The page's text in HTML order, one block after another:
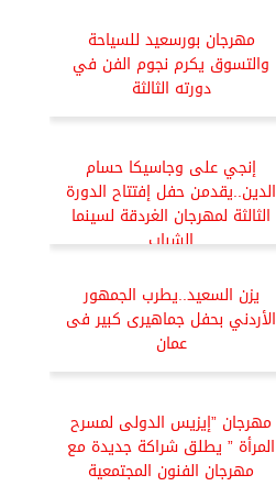
مهرجان بورسعيد للسياحة
والتسوق يكرم نجوم الفن في
دورته الثالثة
إنجي على وجاسيكا حسام
الدين..يقدمن حفل إفتتاح الدورة
الثالثة لمهرجان الغردقة لسينما
الشباب
يزن السعيد..يطرب الجمهور
الأردني بحفل جماهيرى كبير فى
عمان
مهرجان ”إيزيس الدولى لمسرح
المرأة ” يطلق شراكة جديدة مع
مهرجان الفنون المجتمعية